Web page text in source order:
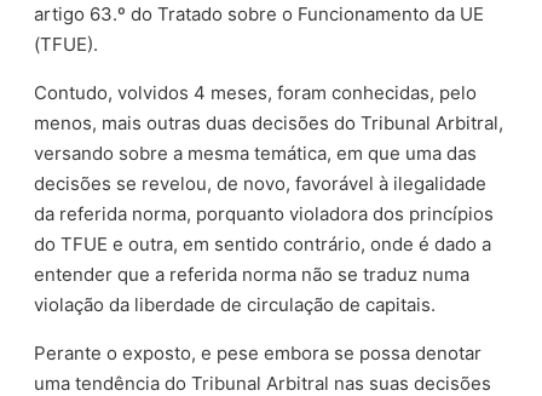
artigo 63.º do Tratado sobre o Funcionamento da UE
(TFUE).
Contudo, volvidos 4 meses, foram conhecidas, pelo
menos, mais outras duas decisões do Tribunal Arbitral,
versando sobre a mesma temática, em que uma das
decisões se revelou, de novo, favorável à ilegalidade
da referida norma, porquanto violadora dos princípios
do TFUE e outra, em sentido contrário, onde é dado a
entender que a referida norma não se traduz numa
violação da liberdade de circulação de capitais.
Perante o exposto, e pese embora se possa denotar
uma tendência do Tribunal Arbitral nas suas decisões